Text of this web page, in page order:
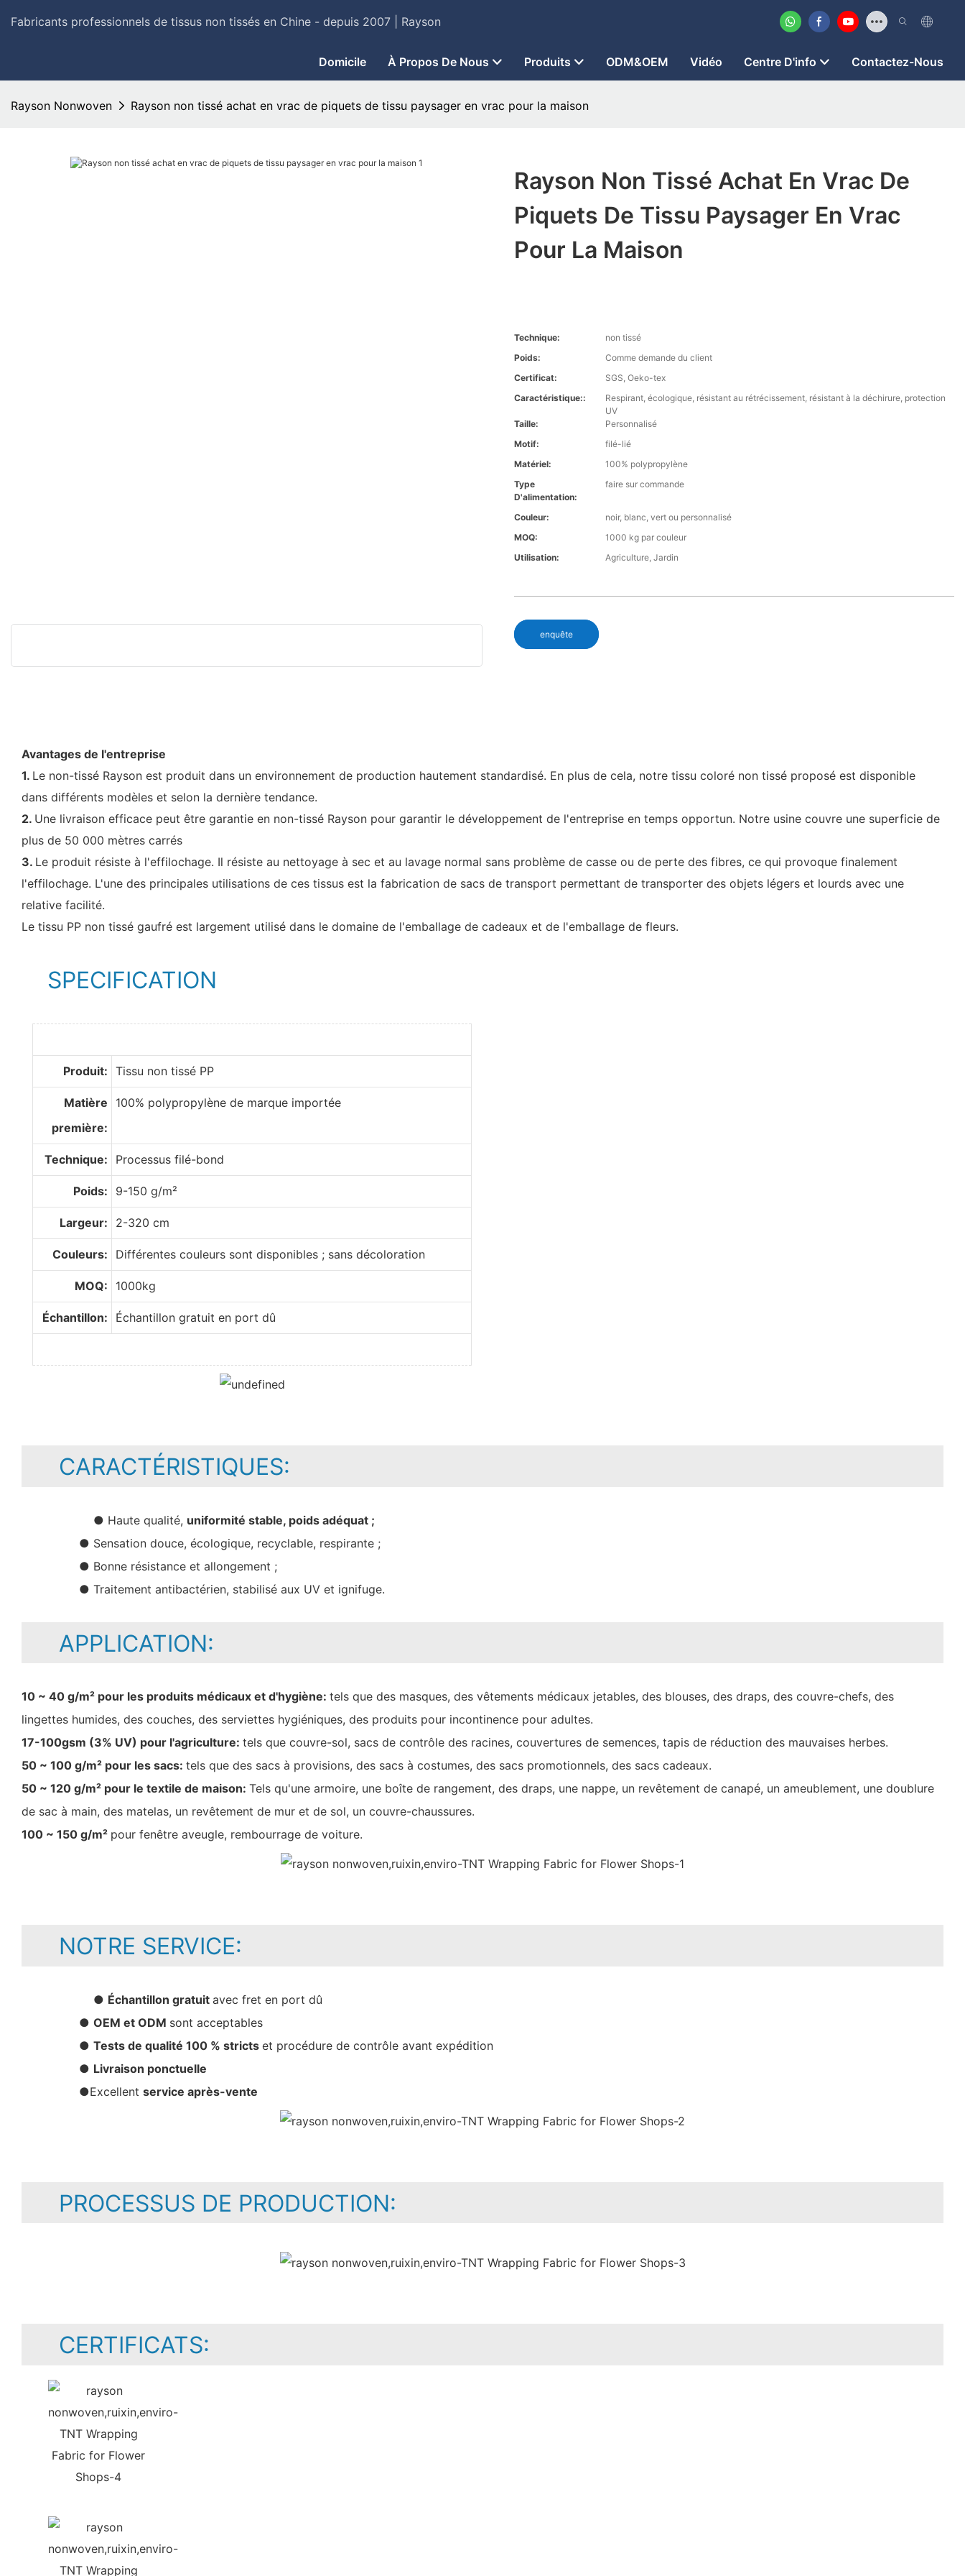
Fabricants professionnels de tissus non tissés en Chine - depuis 2007 | Rayson
Domicile À Propos De Nous Produits ODM&OEM Vidéo Centre D'info Contactez-Nous
Rayson Nonwoven Rayson non tissé achat en vrac de piquets de tissu paysager en vrac pour la maison
Rayson Non Tissé Achat En Vrac De
Piquets De Tissu Paysager En Vrac
Pour La Maison
Technique:
non tissé
Poids:
Comme demande du client
Certificat:
SGS, Oeko-tex
Caractéristique::
Respirant, écologique, résistant au rétrécissement, résistant à la déchirure, protection
UV
Taille:
Personnalisé
Motif:
filé-lié
Matériel:
100% polypropylène
Type
D'alimentation:
faire sur commande
Couleur:
noir, blanc, vert ou personnalisé
MOQ:
1000 kg par couleur
Utilisation:
Agriculture, Jardin
enquête
Avantages de l'entreprise
1. Le non-tissé Rayson est produit dans un environnement de production hautement standardisé. En plus de cela, notre tissu coloré non tissé proposé est disponible
dans différents modèles et selon la dernière tendance.
2. Une livraison efficace peut être garantie en non-tissé Rayson pour garantir le développement de l'entreprise en temps opportun. Notre usine couvre une superficie de
plus de 50 000 mètres carrés
3. Le produit résiste à l'effilochage. Il résiste au nettoyage à sec et au lavage normal sans problème de casse ou de perte des fibres, ce qui provoque finalement
l'effilochage. L'une des principales utilisations de ces tissus est la fabrication de sacs de transport permettant de transporter des objets légers et lourds avec une
relative facilité.
Le tissu PP non tissé gaufré est largement utilisé dans le domaine de l'emballage de cadeaux et de l'emballage de fleurs.
SPECIFICATION
Produit: Tissu non tissé PP
Matière
première:
100% polypropylène de marque importée
Technique: Processus filé-bond
Poids: 9-150 g/m²
Largeur: 2-320 cm
Couleurs: Différentes couleurs sont disponibles ; sans décoloration
MOQ: 1000kg
Échantillon: Échantillon gratuit en port dû
CARACTÉRISTIQUES:
● Haute qualité, uniformité stable, poids adéquat ;
● Sensation douce, écologique, recyclable, respirante ;
● Bonne résistance et allongement ;
● Traitement antibactérien, stabilisé aux UV et ignifuge.
APPLICATION:
10 ~ 40 g/m² pour les produits médicaux et d'hygiène: tels que des masques, des vêtements médicaux jetables, des blouses, des draps, des couvre-chefs, des
lingettes humides, des couches, des serviettes hygiéniques, des produits pour incontinence pour adultes.
17-100gsm (3% UV) pour l'agriculture: tels que couvre-sol, sacs de contrôle des racines, couvertures de semences, tapis de réduction des mauvaises herbes.
50 ~ 100 g/m² pour les sacs: tels que des sacs à provisions, des sacs à costumes, des sacs promotionnels, des sacs cadeaux.
50 ~ 120 g/m² pour le textile de maison: Tels qu'une armoire, une boîte de rangement, des draps, une nappe, un revêtement de canapé, un ameublement, une doublure
de sac à main, des matelas, un revêtement de mur et de sol, un couvre-chaussures.
100 ~ 150 g/m² pour fenêtre aveugle, rembourrage de voiture.
NOTRE SERVICE:
● Échantillon gratuit avec fret en port dû
● OEM et ODM sont acceptables
● Tests de qualité 100 % stricts et procédure de contrôle avant expédition
● Livraison ponctuelle
●Excellent service après-vente
PROCESSUS DE PRODUCTION:
CERTIFICATS: